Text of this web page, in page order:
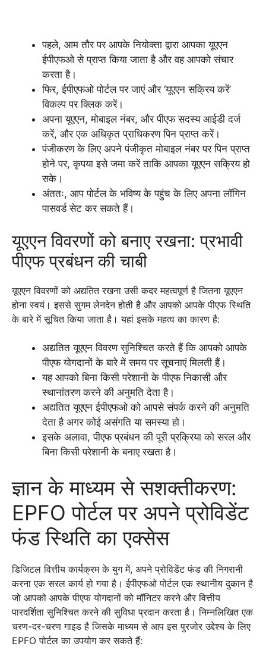
पहले, आम तौर पर आपके नियोक्ता द्वारा आपका यूएएन
ईपीएफओ से प्राप्त किया जाता है और वह आपको संचार
करता है।
फिर, ईपीएफओ पोर्टल पर जाएं और ‘यूएएन सक्रिय करें’
विकल्प पर क्लिक करें।
अपना यूएएन, मोबाइल नंबर, और पीएफ सदस्य आईडी दर्ज
करें, और एक अधिकृत प्राधिकरण पिन प्राप्त करें।
पंजीकरण के लिए अपने पंजीकृत मोबाइल नंबर पर पिन प्राप्त
होने पर, कृपया इसे जमा करें ताकि आपका यूएएन सक्रिय हो
सके।
अंततः, आप पोर्टल के भविष्य के पहुंच के लिए अपना लॉगिन
पासवर्ड सेट कर सकते हैं।
यूएएन विवरणों को बनाए रखना: प्रभावी
पीएफ प्रबंधन की चाबी
यूएएन विवरणों को अद्यतित रखना उसी कदर महत्वपूर्ण है जितना यूएएन
होना स्वयं। इससे सुगम लेनदेन होती है और आपको आपके पीएफ स्थिति
के बारे में सूचित किया जाता है। यहां इसके महत्व का कारण है:
अद्यतित यूएएन विवरण सुनिश्चित करते हैं कि आपको आपके
पीएफ योगदानों के बारे में समय पर सूचनाएं मिलती हैं।
यह आपको बिना किसी परेशानी के पीएफ निकासी और
स्थानांतरण करने की अनुमति देता है।
अद्यतित यूएएन ईपीएफओ को आपसे संपर्क करने की अनुमति
देता है अगर कोई असंगति या समस्या हो।
इसके अलावा, पीएफ प्रबंधन की पूरी प्रक्रिया को सरल और
बिना किसी परेशानी के बनाए रखता है।
ज्ञान के माध्यम से सशक्तीकरण:
EPFO पोर्टल पर अपने प्रोविडेंट
फंड स्थिति का एक्सेस
डिजिटल वित्तीय कार्यक्रम के युग में, अपने प्रोविडेंट फंड की निगरानी
करना एक सरल कार्य हो गया है। ईपीएफओ पोर्टल एक स्थानीय दुकान है
जो आपको आपके पीएफ योगदानों को मॉनिटर करने और वित्तीय
पारदर्शिता सुनिश्चित करने की सुविधा प्रदान करता है। निम्नलिखित एक
चरण-दर-चरण गाइड है जिसके माध्यम से आप इस पुरजोर उद्देश्य के लिए
EPFO पोर्टल का उपयोग कर सकते हैं: